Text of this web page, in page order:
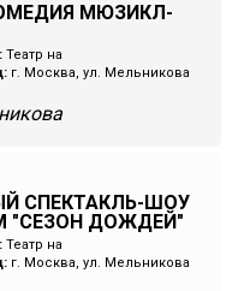
МЮЗИКЛ-
Театр на
г. Москва, ул. Мельникова
СПЕКТАКЛЬ-ШОУ
"СЕЗОН ДОЖДЕЙ"
Театр на
г. Москва, ул. Мельникова